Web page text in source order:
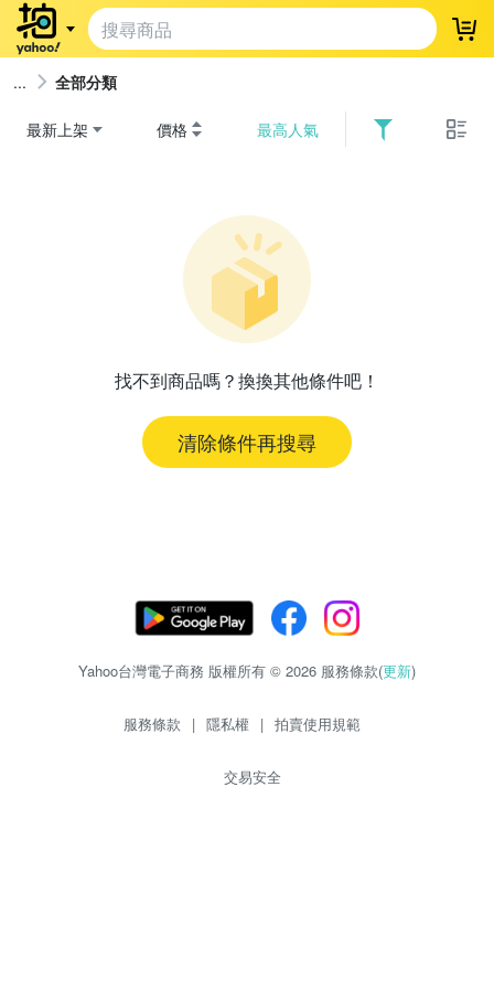
登
全部分類
最新上架 價格 最高人氣
找不到商品嗎？換換其他條件吧！
清除條件再搜尋
Yahoo台灣電子商務 版權所有 © 2026 服務條款(更新)
服務條款 | 隱私權 | 拍賣使用規範
交易安全